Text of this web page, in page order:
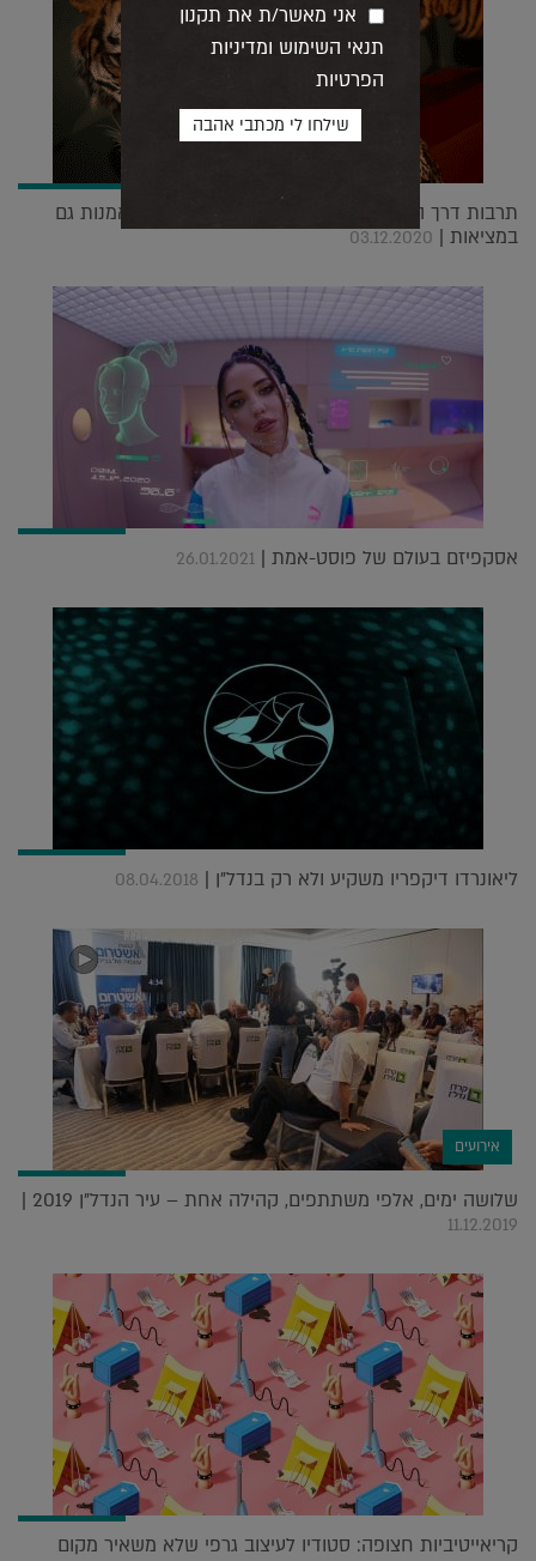
תרבות דרך הזום? נגלה לכם איפה אפשר להנות מאמנות גם
במציאות | 03.12.2020
אסקפיזם בעולם של פוסט-אמת | 26.01.2021
ליאונרדו דיקפריו משקיע ולא רק בנדל"ן | 08.04.2018
אירועים
שלושה ימים, אלפי משתתפים, קהילה אחת – עיר הנדל"ן 2019 |
11.12.2019
קריאייטיביות חצופה: סטודיו לעיצוב גרפי שלא משאיר מקום
אני מאשר/ת את תקנון
תנאי השימוש ומדיניות
הפרטיות